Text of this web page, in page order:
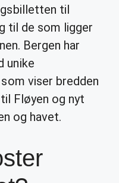
til
til de som ligger
Bergen har
unike
viser bredden
Fløyen og nyt
og havet.